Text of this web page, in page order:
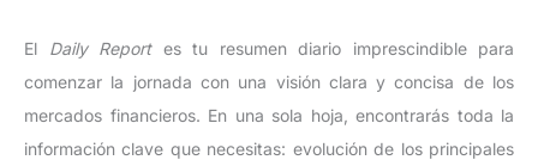
El Daily Reportes tu resumen diario imprescindible para
comenzar la jornada con una visión clara y concisa de los
mercados financieros. En una sola hoja, encontrarás toda la
información clave que necesitas: evolución de los principales